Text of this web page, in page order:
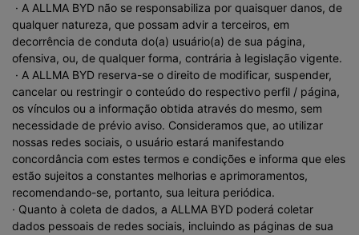
· A ALLMA BYD não se responsabiliza por quaisquer danos, de
qualquer natureza, que possam advir a terceiros, em
decorrência de conduta do(a) usuário(a) de sua página,
ofensiva, ou, de qualquer forma, contrária à legislação vigente.
· A ALLMA BYD reserva-se o direito de modificar, suspender,
cancelar ou restringir o conteúdo do respectivo perfil / página,
os vínculos ou a informação obtida através do mesmo, sem
necessidade de prévio aviso. Consideramos que, ao utilizar
nossas redes sociais, o usuário estará manifestando
concordância com estes termos e condições e informa que eles
estão sujeitos a constantes melhorias e aprimoramentos,
recomendando-se, portanto, sua leitura periódica.
· Quanto à coleta de dados, a ALLMA BYD poderá coletar
dados pessoais de redes sociais, incluindo as páginas de sua